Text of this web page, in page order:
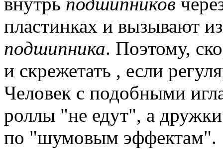
пластинках и вызывают
подшипника. Поэтому,
и скрежетать , если
Человек с подобными
роллы "не едут", а
по "шумовым эффектам".